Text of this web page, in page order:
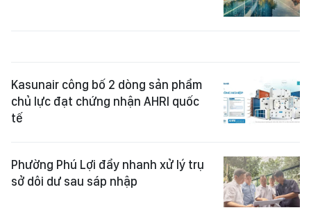
Kasunair công bố 2 dòng sản phẩm
chủ lực đạt chứng nhận AHRI quốc
tế
Phường Phú Lợi đẩy nhanh xử lý trụ
sở dôi dư sau sáp nhập